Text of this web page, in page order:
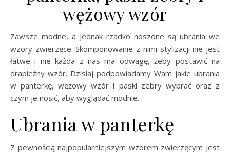
wężowy wzór
Zawsze modne, a jednak rzadko noszone są ubrania we
wzory zwierzęce. Skomponowanie z nimi stylizacji nie jest
łatwe i nie każda z nas ma odwagę, żeby postawić na
drapieżny wzór. Dzisiaj podpowiadamy Wam jakie ubrania
w panterkę, wężowy wzór i paski zebry wybrać oraz z
czym je nosić, aby wyglądać modnie.
Ubrania w panterkę
Z pewnością najpopularniejszym wzorem zwierzęcym jest